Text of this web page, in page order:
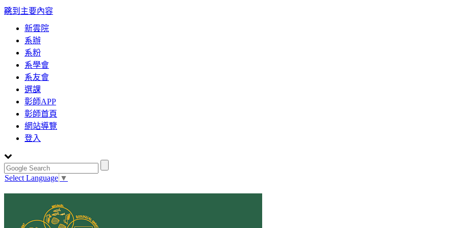
跳到主要內容
:::
新雲院
系辦
系粉
系學會
系友會
選課
彰師APP
彰師首頁
網站導覽
登入
Select Language ▼